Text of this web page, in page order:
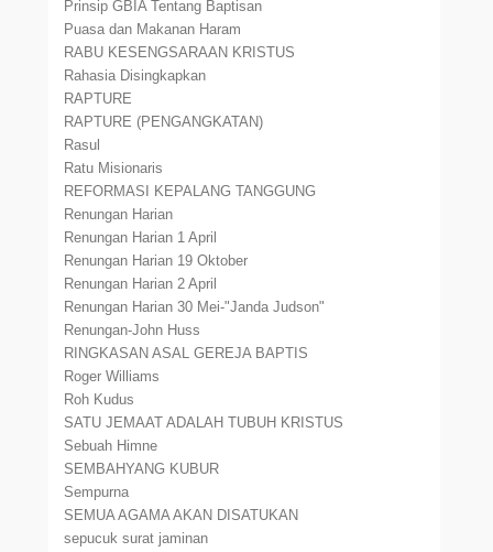
Prinsip GBIA Tentang Baptisan
Puasa dan Makanan Haram
RABU KESENGSARAAN KRISTUS
Rahasia Disingkapkan
RAPTURE
RAPTURE (PENGANGKATAN)
Rasul
Ratu Misionaris
REFORMASI KEPALANG TANGGUNG
Renungan Harian
Renungan Harian 1 April
Renungan Harian 19 Oktober
Renungan Harian 2 April
Renungan Harian 30 Mei-"Janda Judson"
Renungan-John Huss
RINGKASAN ASAL GEREJA BAPTIS
Roger Williams
Roh Kudus
SATU JEMAAT ADALAH TUBUH KRISTUS
Sebuah Himne
SEMBAHYANG KUBUR
Sempurna
SEMUA AGAMA AKAN DISATUKAN
sepucuk surat jaminan